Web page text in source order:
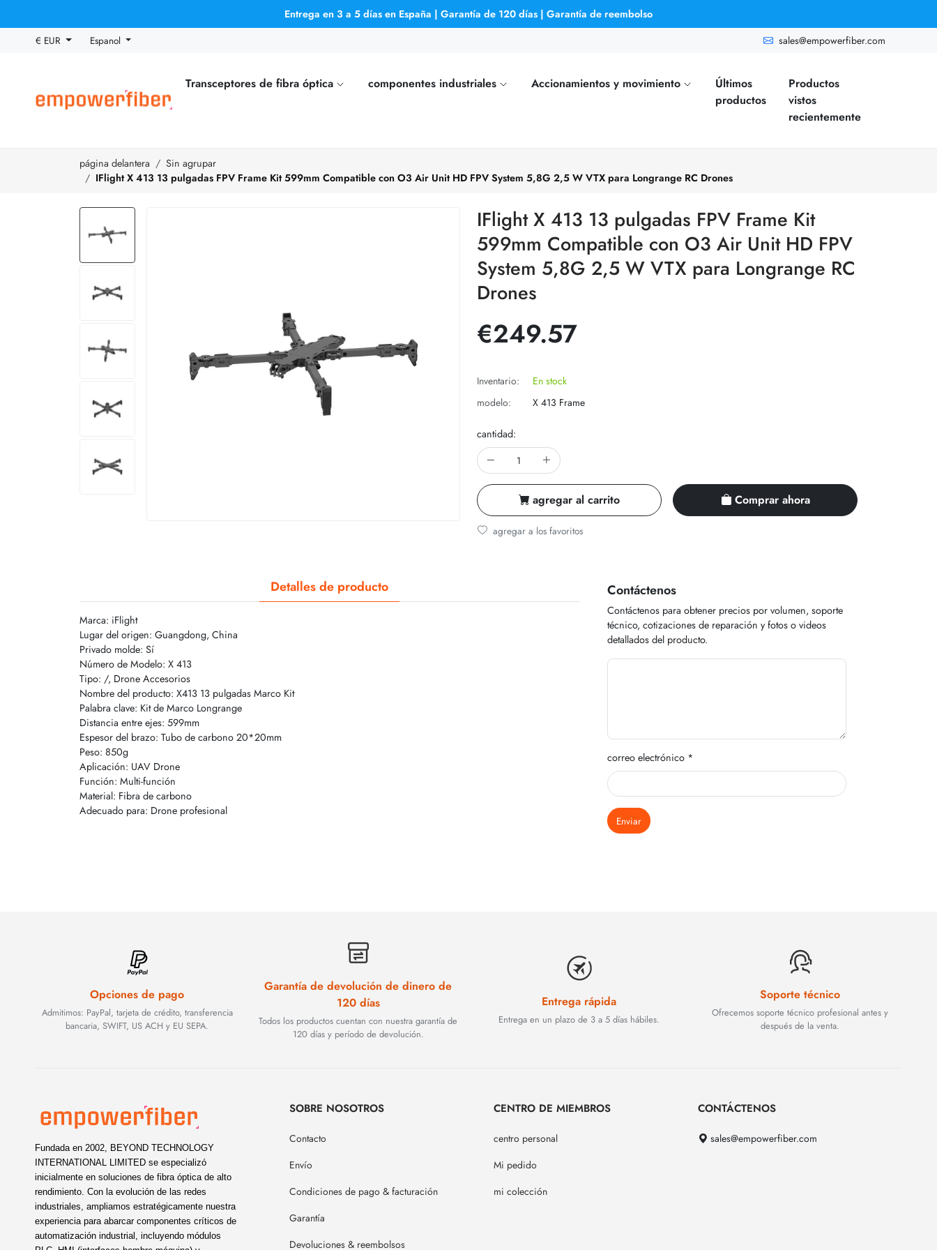
Entrega en 3 a 5 días en España | Garantía de 120 días | Garantía de reembolso
€ EUR
Espanol sales@empowerfiber.com
Transceptores de fibra óptica componentes industriales Accionamientos y movimiento
Últimos
productos
Productos
vistos
recientemente
página delantera
Sin agrupar
IFlight X 413 13 pulgadas FPV Frame Kit 599mm Compatible con O3 Air Unit HD FPV System 5,8G 2,5 W VTX para Longrange RC Drones
IFlight X 413 13 pulgadas FPV Frame Kit
599mm Compatible con O3 Air Unit HD FPV
System 5,8G 2,5 W VTX para Longrange RC
Drones
€249.57
Inventario:
En stock
modelo:
X 413 Frame
cantidad:
agregar al carrito Comprar ahora
agregar a los favoritos
Detalles de producto
Marca: iFlight
Lugar del origen: Guangdong, China
Privado molde: Sí
Número de Modelo: X 413
Tipo: /, Drone Accesorios
Nombre del producto: X413 13 pulgadas Marco Kit
Palabra clave: Kit de Marco Longrange
Distancia entre ejes: 599mm
Espesor del brazo: Tubo de carbono 20*20mm
Peso: 850g
Aplicación: UAV Drone
Función: Multi-función
Material: Fibra de carbono
Adecuado para: Drone profesional
Contáctenos
Contáctenos para obtener precios por volumen, soporte
técnico, cotizaciones de reparación y fotos o videos
detallados del producto.
correo electrónico *
Enviar
Opciones de pago
Admitimos: PayPal, tarjeta de crédito, transferencia
bancaria, SWIFT, US ACH y EU SEPA.
Garantía de devolución de dinero de
120 días
Todos los productos cuentan con nuestra garantía de
120 días y período de devolución.
Entrega rápida
Entrega en un plazo de 3 a 5 días hábiles.
Soporte técnico
Ofrecemos soporte técnico profesional antes y
después de la venta.
Fundada en 2002, BEYOND TECHNOLOGY
INTERNATIONAL LIMITED se especializó
inicialmente en soluciones de fibra óptica de alto
rendimiento. Con la evolución de las redes
industriales, ampliamos estratégicamente nuestra
experiencia para abarcar componentes críticos de
automatización industrial, incluyendo módulos
SOBRE NOSOTROS
Contacto
Envío
Condiciones de pago & facturación
Garantía
Devoluciones & reembolsos
CENTRO DE MIEMBROS
centro personal
Mi pedido
mi colección
CONTÁCTENOS
sales@empowerfiber.com